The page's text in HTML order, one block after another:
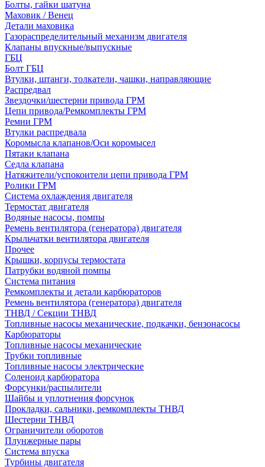
Болты, гайки шатуна
Маховик / Венец
Детали маховика
Газораспределительный механизм двигателя
Клапаны впускные/выпускные
ГБЦ
Болт ГБЦ
Втулки, штанги, толкатели, чашки, направляющие
Распредвал
Звездочки/шестерни привода ГРМ
Цепи привода/Ремкомплекты ГРМ
Ремни ГРМ
Втулки распредвала
Коромысла клапанов/Оси коромысел
Пятаки клапана
Седла клапана
Натяжители/успокоители цепи привода ГРМ
Ролики ГРМ
Система охлаждения двигателя
Термостат двигателя
Водяные насосы, помпы
Ремень вентилятора (генератора) двигателя
Крыльчатки вентилятора двигателя
Прочее
Крышки, корпусы термостата
Патрубки водяной помпы
Система питания
Ремкомплекты и детали карбюраторов
Ремень вентилятора (генератора) двигателя
ТНВД / Секции ТНВД
Топливные насосы механические, подкачки, бензонасосы
Карбюраторы
Топливные насосы механические
Трубки топливные
Топливные насосы электрические
Соленоид карбюратора
Форсунки/распылители
Шайбы и уплотнения форсунок
Прокладки, сальники, ремкомплекты ТНВД
Шестерни ТНВД
Ограничители оборотов
Плунжерные пары
Система впуска
Турбины двигателя